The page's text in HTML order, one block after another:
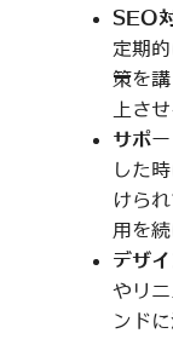
SEO
定期
策を
上さ
サポ
した
けら
用を続
デザ
やリ
ンド